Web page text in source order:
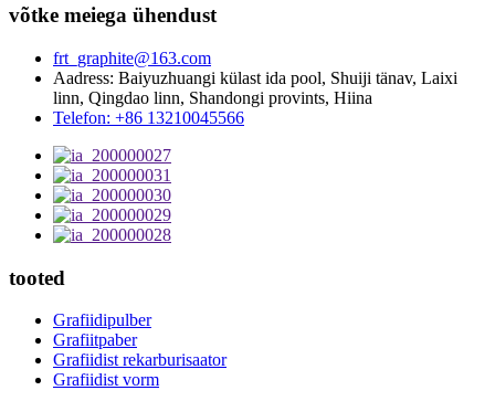
võtke meiega ühendust
frt_graphite@163.com
Aadress: Baiyuzhuangi külast ida pool, Shuiji tänav, Laixi
linn, Qingdao linn, Shandongi provints, Hiina
Telefon: +86 13210045566
tooted
Grafiidipulber
Grafiitpaber
Grafiidist rekarburisaator
Grafiidist vorm